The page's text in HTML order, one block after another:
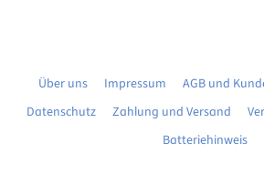
Über uns Impressum
AGB und
Datenschutz
Zahlung und Versand
Batteriehinweis